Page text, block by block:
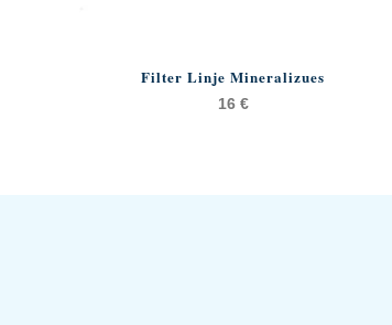
Filter Linje Mineralizues
16 €